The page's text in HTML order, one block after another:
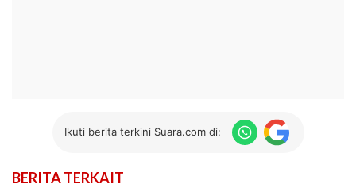
Ikuti berita terkini Suara.com di:
BERITA TERKAIT